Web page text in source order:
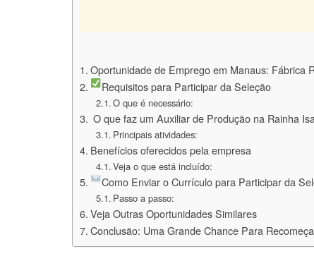
Oportunidade de Emprego em Manaus: Fábrica
Requisitos para Participar da Seleção
O que é necessário:
O que faz um Auxiliar de Produção na Rainha
Principais atividades:
Benefícios oferecidos pela empresa
Veja o que está incluído:
Como Enviar o Currículo para Participar da
Passo a passo:
Veja Outras Oportunidades Similares
Conclusão: Uma Grande Chance Para